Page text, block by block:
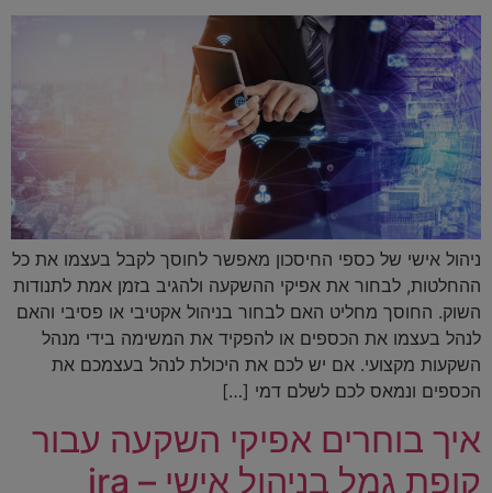
ניהול אישי של כספי החיסכון מאפשר לחוסך לקבל בעצמו את כל
ההחלטות, לבחור את אפיקי ההשקעה ולהגיב בזמן אמת לתנודות
השוק. החוסך מחליט האם לבחור בניהול אקטיבי או פסיבי והאם
לנהל בעצמו את הכספים או להפקיד את המשימה בידי מנהל
השקעות מקצועי. אם יש לכם את היכולת לנהל בעצמכם את
הכספים ונמאס לכם לשלם דמי […]
איך בוחרים אפיקי השקעה עבור
קופת גמל בניהול אישי – ira